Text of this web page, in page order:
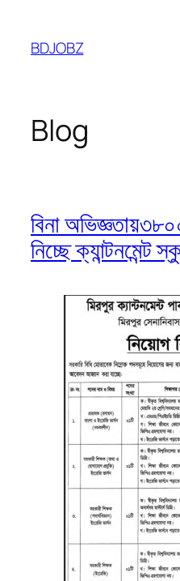
content
BDJOBZ
Blog
বিনা
নিচ্ছে ক্যান্টনমেন্ট